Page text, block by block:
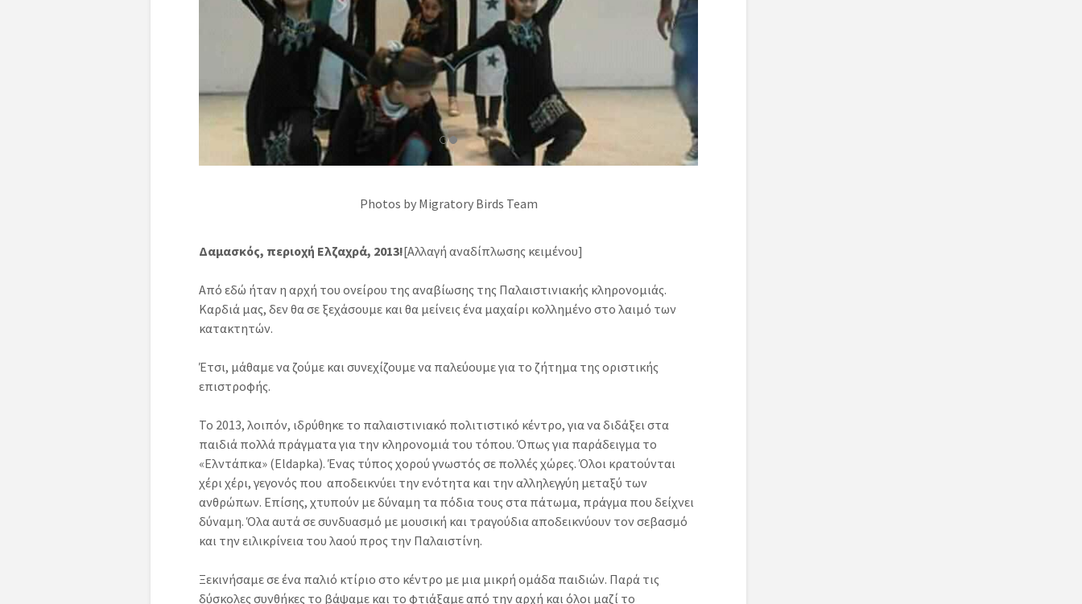
Photos by Migratory Birds Team
Δαμασκός, περιοχή Ελζαχρά, 2013![Αλλαγή αναδίπλωσης κειμένου]
Από εδώ ήταν η αρχή του ονείρου της αναβίωσης της Παλαιστινιακής κληρονομιάς.
Καρδιά μας, δεν θα σε ξεχάσουμε και θα μείνεις ένα μαχαίρι κολλημένο στο λαιμό των
κατακτητών.
Έτσι, μάθαμε να ζούμε και συνεχίζουμε να παλεύουμε για το ζήτημα της οριστικής
επιστροφής.
Το 2013, λοιπόν, ιδρύθηκε το παλαιστινιακό πολιτιστικό κέντρο, για να διδάξει στα
παιδιά πολλά πράγματα για την κληρονομιά του τόπου. Όπως για παράδειγμα το
«Ελντάπκα» (Eldapka). Ένας τύπος χορού γνωστός σε πολλές χώρες. Όλοι κρατούνται
χέρι χέρι, γεγονός που αποδεικνύει την ενότητα και την αλληλεγγύη μεταξύ των
ανθρώπων. Επίσης, χτυπούν με δύναμη τα πόδια τους στα πάτωμα, πράγμα που δείχνει
δύναμη. Όλα αυτά σε συνδυασμό με μουσική και τραγούδια αποδεικνύουν τον σεβασμό
και την ειλικρίνεια του λαού προς την Παλαιστίνη.
Ξεκινήσαμε σε ένα παλιό κτίριο στο κέντρο με μια μικρή ομάδα παιδιών. Παρά τις
δύσκολες συνθήκες το βάψαμε και το φτιάξαμε από την αρχή και όλοι μαζί το